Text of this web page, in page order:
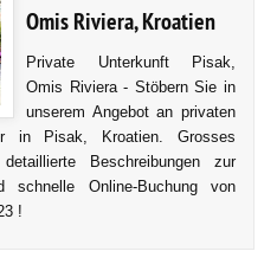
Omis Riviera, Kroatien
Private Unterkunft Pisak,
Omis Riviera - Stöbern Sie in
unserem Angebot an privaten
in Pisak, Kroatien. Grosses
Beschreibungen zur
schnelle Online-Buchung von
!